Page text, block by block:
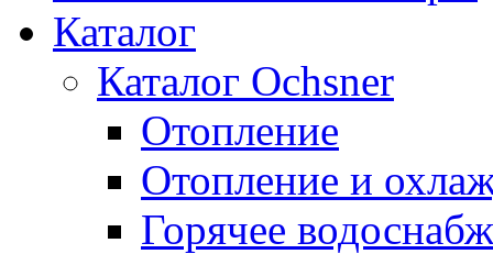
Каталог
Каталог Ochsner
Отопление
Отопление и
Горячее